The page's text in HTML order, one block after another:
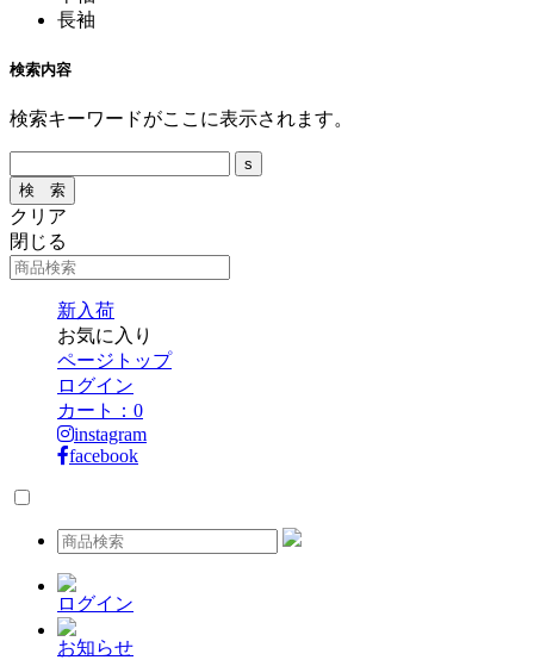
長袖
検索内容
検索キーワードがここに表示されます。
クリア
閉じる
新入荷
お気に入り
ページトップ
ログイン
カート： 0
instagram
facebook
ログイン
お知らせ